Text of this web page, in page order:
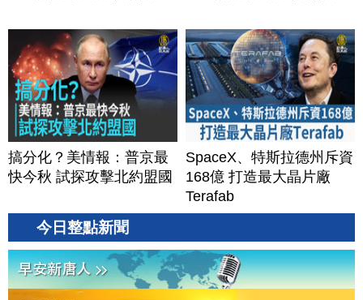
搞分化？美情報：普京最
快今秋 試探攻擊北約盟國
SpaceX、特斯拉德州斥資
168億 打造最大晶片廠
Terafab
今日整點新聞